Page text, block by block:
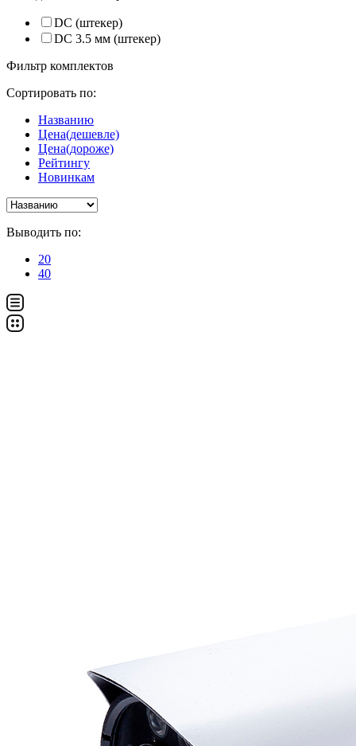
DC (штекер)
DC 3.5 мм (штекер)
Фильтр комплектов
Сортировать по:
Названию
Цена(дешевле)
Цена(дороже)
Рейтингу
Новинкам
Выводить по:
20
40